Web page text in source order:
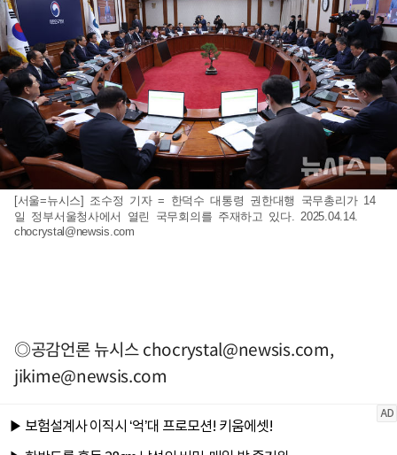
[서울=뉴시스] 조수정 기자 = 한덕수 대통령 권한대행 국무총리가 14
일 정부서울청사에서 열린 국무회의를 주재하고 있다. 2025.04.14.
chocrystal@newsis.com
◎공감언론 뉴시스chocrystal@newsis.com,
jikime@newsis.com